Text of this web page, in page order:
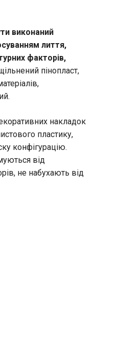
виконаний
лиття,
факторів,
пінопласт,
накладок
пластику,
конфігурацію.
від
не набухають від